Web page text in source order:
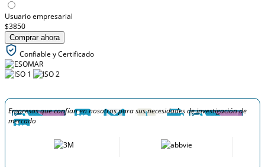
Usuario empresarial
$3850
Comprar ahora
Confiable y Certificado
Empresas que confían en nosotros para sus necesidades de investigación de
mercado